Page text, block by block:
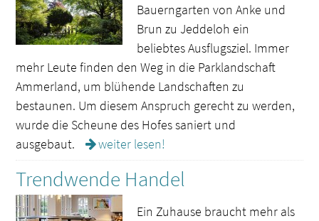
Bauerngarten von Anke und
Brun zu Jeddeloh ein
beliebtes Ausflugsziel. Immer
mehr Leute finden den Weg in die Parklandschaft
Ammerland, um blühende Landschaften zu
bestaunen. Um diesem Anspruch gerecht zu werden,
wurde die Scheune des Hofes saniert und
ausgebaut.
weiter lesen!
Trendwende Handel
Ein Zuhause braucht mehr als